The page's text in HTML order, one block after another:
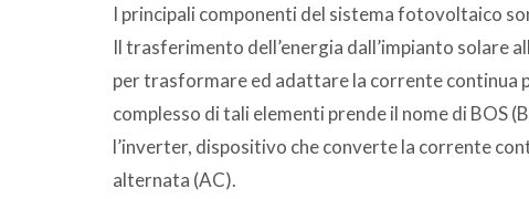
I principali componenti del sistema fotovoltaico
Il trasferimento dell’energia dall’impianto solare
per trasformare ed adattare la corrente continua
complesso di tali elementi prende il nome di BOS
l’inverter, dispositivo che converte la corrente
alternata (AC).